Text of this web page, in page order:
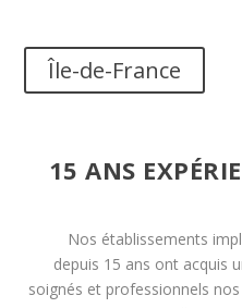
Île-de-France
15 ANS
Nos établissements
depuis 15 ans ont acquis
soignés et professionnels